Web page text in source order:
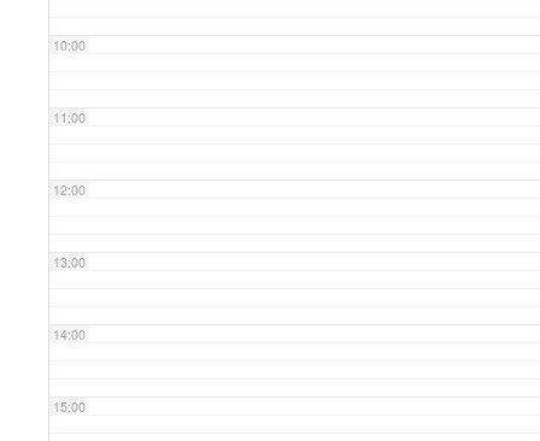
10:00
11:00
12:00
13:00
14:00
15:00